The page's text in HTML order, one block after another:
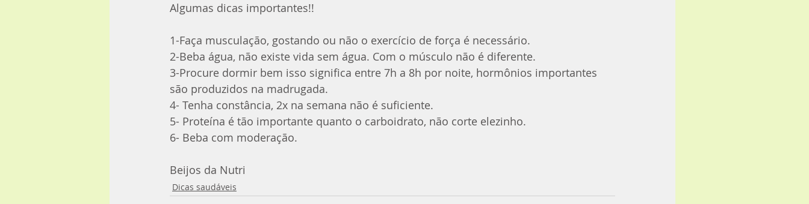
Algumas dicas importantes!!
1-Faça musculação, gostando ou não o exercício de força é necessário.
2-Beba água, não existe vida sem água. Com o músculo não é diferente.
3-Procure dormir bem isso significa entre 7h a 8h por noite, hormônios importantes
são produzidos na madrugada.
4- Tenha constância, 2x na semana não é suficiente.
5- Proteína é tão importante quanto o carboidrato, não corte elezinho.
6- Beba com moderação.
Beijos da Nutri
Dicas saudáveis